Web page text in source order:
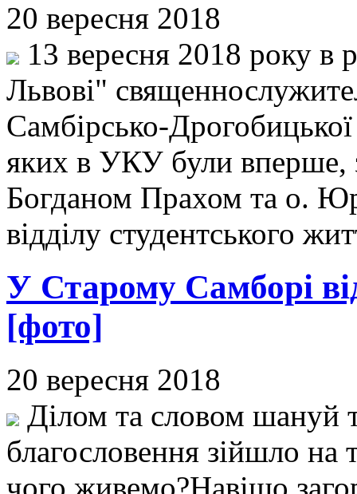
20 вересня 2018
13 вересня 2018 року
Львові"
Самбірсько-
яких в УКУ були вперше,
Богданом Прахом та о.
відділу студентського
У Старому Самборі
[фото]
20 вересня 2018
Ділом та словом шануй
благословення зійшло
чого живемо?Навіщо